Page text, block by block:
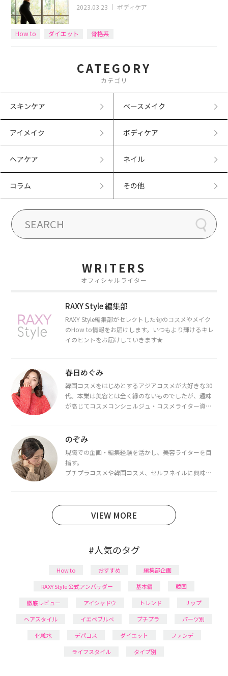
2023.03.23 ｜ボディケア
How to ダイエット 骨格系
CATEGORY
カテゴリ
スキンケア ベースメイク
アイメイク ボディケア
ヘアケア ネイル
コラム その他
WRITERS
オフィシャルライター
RAXY Style 編集部
RAXY Style編集部がセレクトした旬のコスメやメイク
のHow to情報をお届けします。いつもより輝けるキレ
イのヒントをお届けしていきます★
春日めぐみ
韓国コスメをはじめとするアジアコスメが大好きな30
代。本業は美容とは全く縁のないものでしたが、趣味
が高じてコスメコンシェルジュ・コスメライター資格
断・骨格診断によるイメージコンサルティングも行っ
のぞみ
現職での企画・編集経験を活かし、美容ライターを目
指す。
プチプラコスメや韓国コスメ、セルフネイルに興味が
日本化粧品検定1級保有。
VIEW MORE
#人気のタグ
How to おすすめ
編集部企画
RAXY Style 公式アンバサダー
基本編
韓国
徹底レビュー
アイシャドウ トレンド
リップ
ヘアスタイル
イエベブルベ プチプラ
パーツ別
化粧水
デパコス ダイエット
ファンデ
ライフスタイル
タイプ別